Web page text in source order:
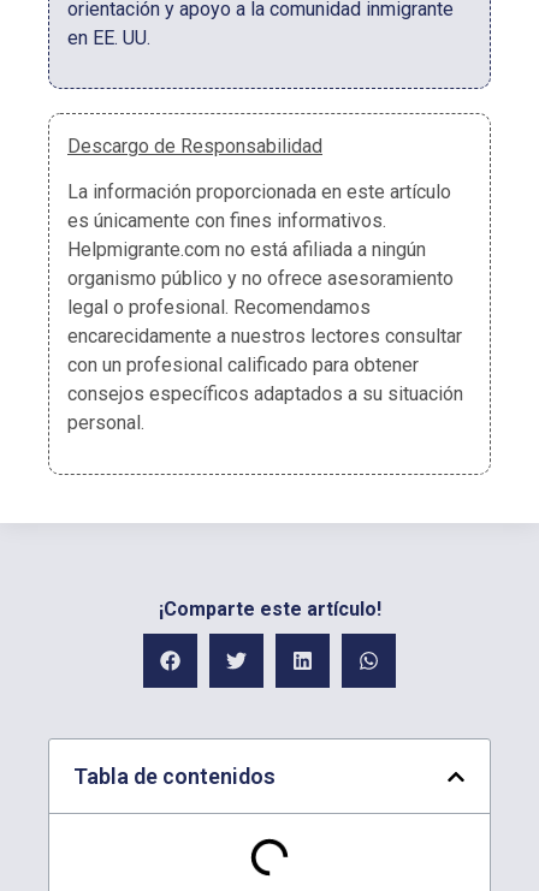
orientación y apoyo a la comunidad inmigrante
en EE. UU.
Descargo de Responsabilidad
La información proporcionada en este artículo
es únicamente con fines informativos.
Helpmigrante.com no está afiliada a ningún
organismo público y no ofrece asesoramiento
legal o profesional. Recomendamos
encarecidamente a nuestros lectores consultar
con un profesional calificado para obtener
consejos específicos adaptados a su situación
personal.
¡Comparte este artículo!
Tabla de contenidos